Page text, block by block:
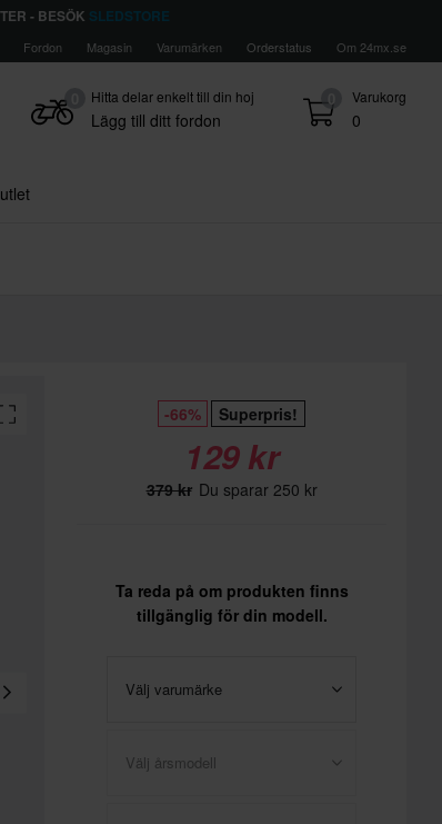
- BESÖK SLEDSTORE
Fordon Magasin Varumärken Orderstatus Om 24mx.se
0 Varukorg
0
Hitta delar enkelt till din hoj
Lägg till ditt fordon
-66% Superpris!
129 kr
379 kr Du sparar 250 kr
Ta reda på om produkten finns
tillgänglig för din modell.
Välj varumärke
Välj årsmodell